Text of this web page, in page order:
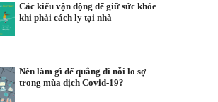
Các kiểu vận động để giữ sức khỏe
khi phải cách ly tại nhà
Nên làm gì để quẳng đi nỗi lo sợ
trong mùa dịch Covid-19?